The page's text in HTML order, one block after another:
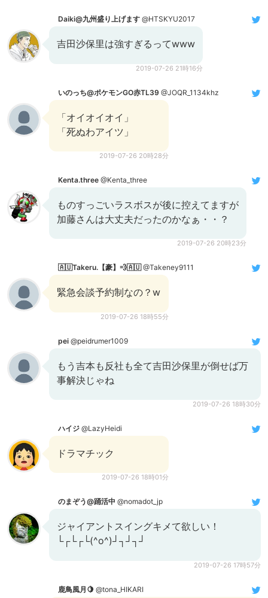
Daiki@九州盛り上げます @HTSKYU2017
吉田沙保里は強すぎるってwww
2019-07-26 21時16分
いのっち@ポケモンGO赤TL39 @JOQR_1134khz
「オイオイオイ」
「死ぬわアイツ」
2019-07-26 20時28分
Kenta.three @Kenta_three
ものすっごいラスボスが後に控えてますが
加藤さんは大丈夫だったのかなぁ・・？
2019-07-26 20時23分
🇦🇺Takeru.【豪】💨🇦🇺@Takeney9111
緊急会談予約制なの？w
2019-07-26 18時55分
pei @peidrumer1009
もう吉本も反社も全て吉田沙保里が倒せば万
事解決じゃね
2019-07-26 18時30分
ハイジ @LazyHeidi
ドラマチック
2019-07-26 18時01分
のまぞう@踊活中 @nomadot_jp
ジャイアントスイングキメて欲しい！
└┌└┌└(^o^)┘┐┘┐┘
2019-07-26 17時57分
鹿鳥風月🍋 @tona_HIKARI